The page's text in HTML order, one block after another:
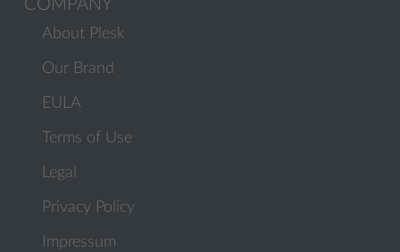
COMPANY
About Plesk
Our Brand
EULA
Terms of Use
Legal
Privacy Policy
Impressum